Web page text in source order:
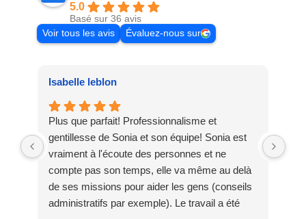
5.0
Basé sur 36 avis
Voir tous les avis
Évaluez-nous sur
Isabelle leblon
Plus que parfait! Professionnalisme et
gentillesse de Sonia et son équipe! Sonia est
vraiment à l'écoute des personnes et ne
compte pas son temps, elle va même au delà
de ses missions pour aider les gens (conseils
administratifs par exemple). Le travail a été